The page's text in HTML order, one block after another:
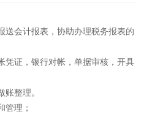
送会计报表，协助办理税务报表的
凭证，银行对帐，单据审核，开具
整理。
管理；